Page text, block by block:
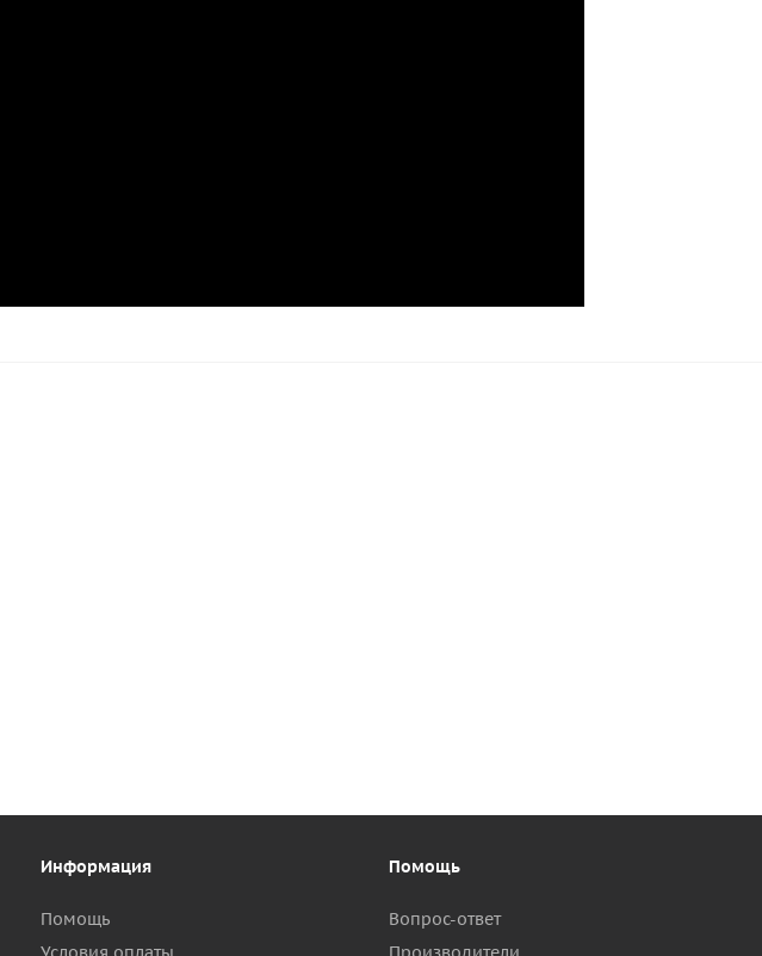
Информация
Помощь
Помощь
Вопрос-ответ